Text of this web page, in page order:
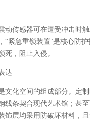
动传感器可在遭受冲击时
“紧急重锁装置"是核心防
死，阻止入侵。
达
文化空间的组成部分。定
线条契合现代艺术馆；甚
层均采用防破坏材料，且